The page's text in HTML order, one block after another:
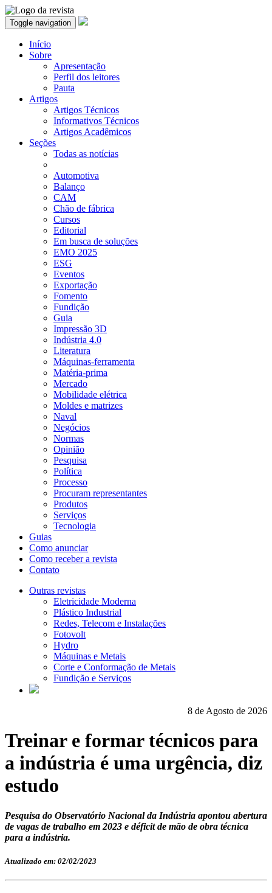
Toggle navigation
Início
Sobre
Apresentação
Perfil dos leitores
Pauta
Artigos
Artigos Técnicos
Informativos Técnicos
Artigos Acadêmicos
Seções
Todas as notícias
Automotiva
Balanço
CAM
Chão de fábrica
Cursos
Editorial
Em busca de soluções
EMO 2025
ESG
Eventos
Exportação
Fomento
Fundição
Guia
Impressão 3D
Indústria 4.0
Literatura
Máquinas-ferramenta
Matéria-prima
Mercado
Mobilidade elétrica
Moldes e matrizes
Naval
Negócios
Normas
Opinião
Pesquisa
Política
Processo
Procuram representantes
Produtos
Serviços
Tecnologia
Guias
Como anunciar
Como receber a revista
Contato
Outras revistas
Eletricidade Moderna
Plástico Industrial
Redes, Telecom e Instalações
Fotovolt
Hydro
Máquinas e Metais
Corte e Conformação de Metais
Fundição e Serviços
8 de Agosto de 2026
Treinar e formar técnicos para
a indústria é uma urgência, diz
estudo
Pesquisa do Observatório Nacional da Indústria apontou abertura
de vagas de trabalho em 2023 e déficit de mão de obra técnica
para a indústria.
Atualizado em: 02/02/2023